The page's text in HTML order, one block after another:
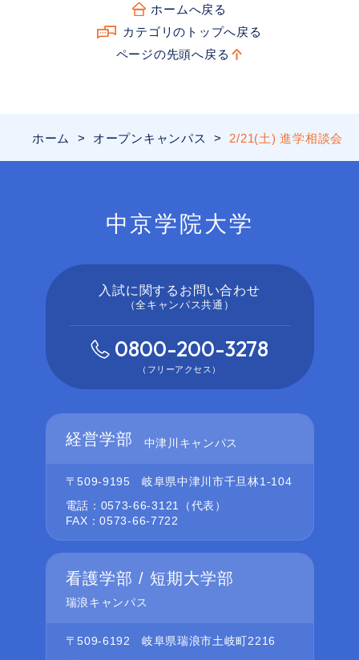
カテゴリのトップへ戻る
ホームへ戻る
ページの先頭へ戻る
ホーム > オープンキャンパス > 2/21(土) 進学相談会
中京学院大学
入試に関するお問い合わせ
（全キャンパス共通）
0800-200-3278
（フリーアクセス）
経営学部 中津川キャンパス
〒509-9195
岐阜県中津川市千旦林1-104
電話：0573-66-3121（代表）
FAX：0573-66-7722
看護学部 / 短期大学部
瑞浪キャンパス
〒509-6192
岐阜県瑞浪市土岐町2216